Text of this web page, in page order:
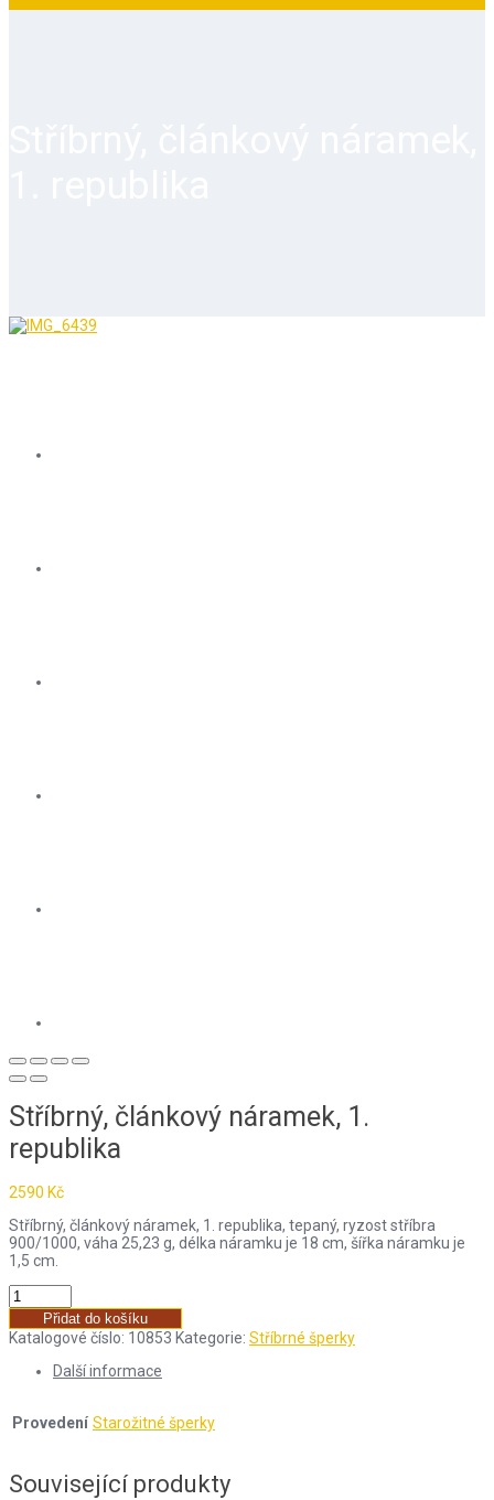
Stříbrný, článkový náramek, 1.
republika
2590 Kč
Stříbrný, článkový náramek, 1. republika, tepaný, ryzost stříbra
900/1000, váha 25,23 g, délka náramku je 18 cm, šířka náramku je
1,5 cm.
Přidat do košíku
Katalogové číslo: 10853 Kategorie: Stříbrné šperky
Další informace
Provedení Starožitné šperky
Související produkty